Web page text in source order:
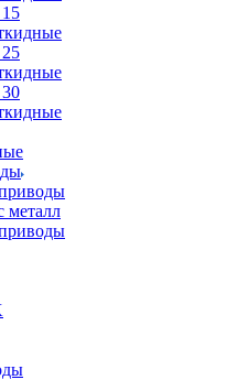
металл